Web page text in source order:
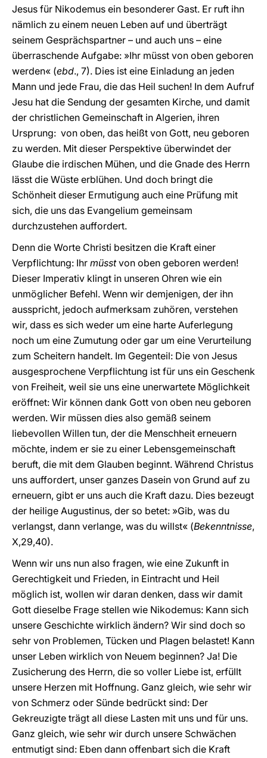
Jesus für Nikodemus ein besonderer Gast. Er ruft ihn
nämlich zu einem neuen Leben auf und überträgt
seinem Gesprächspartner – und auch uns – eine
überraschende Aufgabe: »Ihr müsst von oben geboren
werden« (ebd., 7). Dies ist eine Einladung an jeden
Mann und jede Frau, die das Heil suchen! In dem Aufruf
Jesu hat die Sendung der gesamten Kirche, und damit
der christlichen Gemeinschaft in Algerien, ihren
Ursprung: von oben, das heißt von Gott, neu geboren
zu werden. Mit dieser Perspektive überwindet der
Glaube die irdischen Mühen, und die Gnade des Herrn
lässt die Wüste erblühen. Und doch bringt die
Schönheit dieser Ermutigung auch eine Prüfung mit
sich, die uns das Evangelium gemeinsam
durchzustehen auffordert.
Denn die Worte Christi besitzen die Kraft einer
Verpflichtung: Ihr müsstvon oben geboren werden!
Dieser Imperativ klingt in unseren Ohren wie ein
unmöglicher Befehl. Wenn wir demjenigen, der ihn
ausspricht, jedoch aufmerksam zuhören, verstehen
wir, dass es sich weder um eine harte Auferlegung
noch um eine Zumutung oder gar um eine Verurteilung
zum Scheitern handelt. Im Gegenteil: Die von Jesus
ausgesprochene Verpflichtung ist für uns ein Geschenk
von Freiheit, weil sie uns eine unerwartete Möglichkeit
eröffnet: Wir können dank Gott von oben neu geboren
werden. Wir müssen dies also gemäß seinem
liebevollen Willen tun, der die Menschheit erneuern
möchte, indem er sie zu einer Lebensgemeinschaft
beruft, die mit dem Glauben beginnt. Während Christus
uns auffordert, unser ganzes Dasein von Grund auf zu
erneuern, gibt er uns auch die Kraft dazu. Dies bezeugt
der heilige Augustinus, der so betet: »Gib, was du
verlangst, dann verlange, was du willst« (Bekenntnisse,
X,29,40).
Wenn wir uns nun also fragen, wie eine Zukunft in
Gerechtigkeit und Frieden, in Eintracht und Heil
möglich ist, wollen wir daran denken, dass wir damit
Gott dieselbe Frage stellen wie Nikodemus: Kann sich
unsere Geschichte wirklich ändern? Wir sind doch so
sehr von Problemen, Tücken und Plagen belastet! Kann
unser Leben wirklich von Neuem beginnen? Ja! Die
Zusicherung des Herrn, die so voller Liebe ist, erfüllt
unsere Herzen mit Hoffnung. Ganz gleich, wie sehr wir
von Schmerz oder Sünde bedrückt sind: Der
Gekreuzigte trägt all diese Lasten mit uns und für uns.
Ganz gleich, wie sehr wir durch unsere Schwächen
entmutigt sind: Eben dann offenbart sich die Kraft